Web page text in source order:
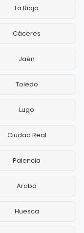
La Rioja
Cáceres
Jaén
Toledo
Lugo
Ciudad Real
Palencia
Araba
Huesca